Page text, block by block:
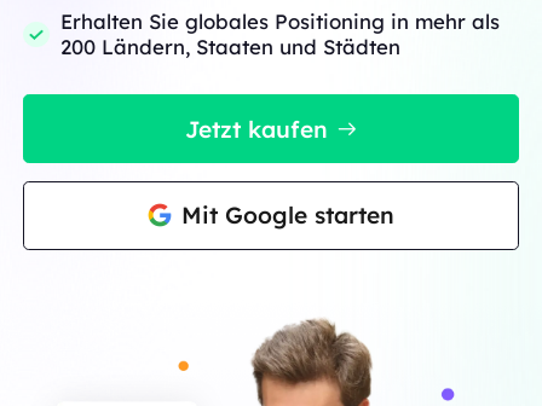
Erhalten Sie globales Positioning in mehr als
200 Ländern, Staaten und Städten
Jetzt kaufen
Mit Google starten